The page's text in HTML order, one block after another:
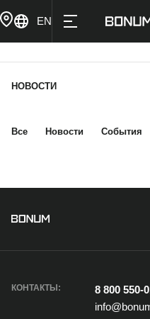
EN
НОВОСТИ
Все Новости События
КОНТАКТЫ:
8 800 550-